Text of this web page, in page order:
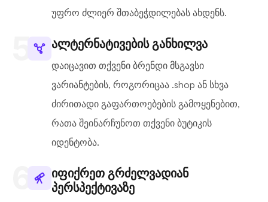
უფრო ძლიერ შთაბეჭდილებას ახდენს.
ალტერნატივების განხილვა
დაიცავით თქვენი ბრენდი მსგავსი
ვარიანტების, როგორიცაა .shop ან სხვა
ძირითადი გაფართოებების გამოყენებით,
რათა შეინარჩუნოთ თქვენი ბუტიკის
იდენტობა.
იფიქრეთ გრძელვადიან
პერსპექტივაზე